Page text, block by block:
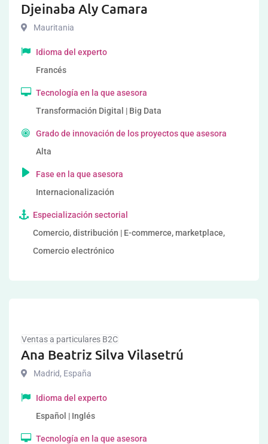
Djeinaba Aly Camara
Mauritania
Idioma del experto
Francés
Tecnología en la que asesora
Transformación Digital | Big Data
Grado de innovación de los proyectos que asesora
Alta
Fase en la que asesora
Internacionalización
Especialización sectorial
Comercio, distribución | E-commerce, marketplace,
Comercio electrónico
Ventas a particulares B2C
Ana Beatriz Silva Vilasetrú
Madrid, España
Idioma del experto
Español | Inglés
Tecnología en la que asesora